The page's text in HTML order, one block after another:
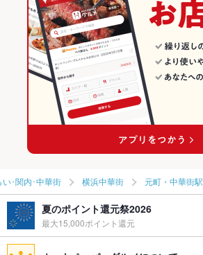
･関内･中華街 横浜中華街 元町・中華街駅
夏のポイント還元祭2026
最大15,000ポイント還元